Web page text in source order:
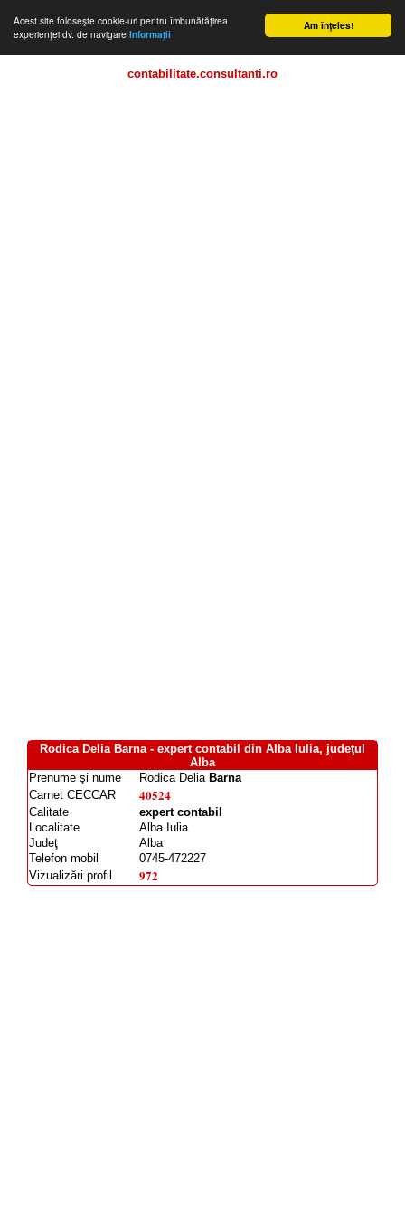
Am înţeles!
Acest site foloseşte cookie-uri pentru îmbunătăţirea
experienţei dv. de navigare Informaţii
contabilitate.consultanti.ro
Rodica Delia Barna - expert contabil din Alba Iulia, judeţul
Alba
Prenume şi nume
Rodica Delia Barna
Carnet CECCAR
40524
Calitate
expert contabil
Localitate
Alba Iulia
Judeţ
Alba
Telefon mobil
0745-472227
Vizualizări profil
972